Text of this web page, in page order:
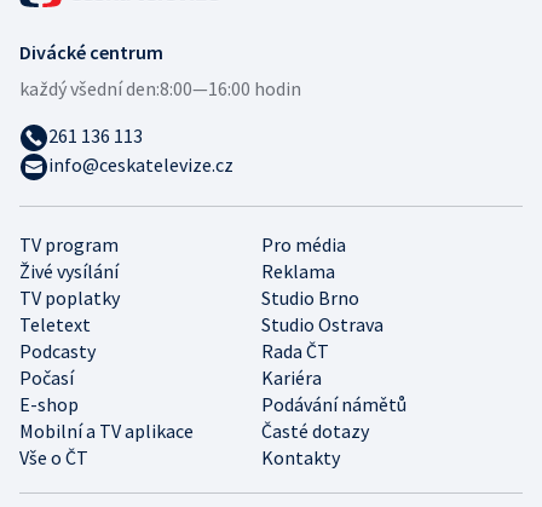
TV program
Pro média
Živé vysílání
Reklama
TV poplatky
Studio Brno
Teletext
Studio Ostrava
Podcasty
Rada ČT
Počasí
Kariéra
E-shop
Podávání námětů
Mobilní a TV aplikace
Časté dotazy
Vše o ČT
Kontakty
Divácké centrum
každý všední den:8:00—16:00 hodin
261 136 113
info@ceskatelevize.cz